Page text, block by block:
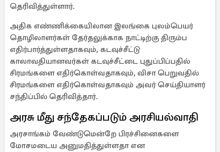
தெரிவித்துள்ளார்.
அதிக எண்ணிக்கையிலான இலங்கை புலம்பெயர்
தொழிலாளர்கள் தேர்தலுக்காக நாட்டிற்கு திரும்ப
எதிர்பார்த்துள்ளதாகவும், கடவுச்சீட்டு
காலாவதியானவர்கள் கடவுச்சீட்டை புதுப்பிப்பதில்
சிரமங்களை எதிர்கொள்வதாகவும், விசா பெறுவதில்
சிரமங்களை எதிர்கொள்வதாகவும் அவர் செய்தியாளர்
சந்திப்பில் தெரிவித்தார்.
அரசு மீது சந்தேகப்படும் அரசியல்வாதி
அரசாங்கம் வேண்டுமென்றே பிரச்சினைகளை
மோசமடைய அனுமதித்துள்ளதா என